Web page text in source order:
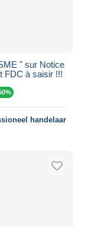
" sur Notice
FDC à saisir !!!
handelaar